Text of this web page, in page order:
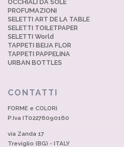
OCCHIALI DA SOLE
PROFUMAZIONI
SELETTI ART DE LA TABLE
SELETTI TOILETPAPER
SELETTI World
TAPPETI BEIJA FLOR
TAPPETI PAPPELINA
URBAN BOTTLES
CONTATTI
FORME e COLORI
P.Iva IT02276090160
via Zanda 17
Treviglio (BG) - ITALY